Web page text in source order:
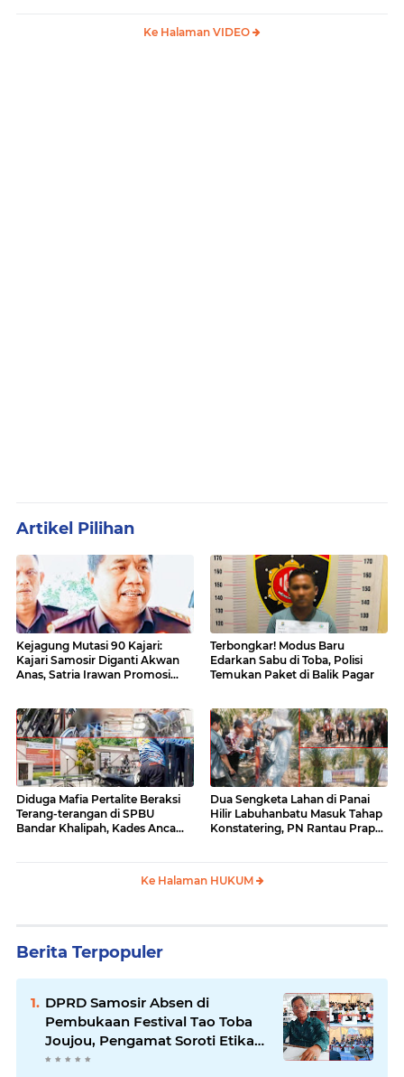
Ke Halaman VIDEO
Artikel Pilihan
Kejagung Mutasi 90 Kajari:
Kajari Samosir Diganti Akwan
Anas, Satria Irawan Promosi
Terbongkar! Modus Baru
Edarkan Sabu di Toba, Polisi
Temukan Paket di Balik Pagar
Diduga Mafia Pertalite Beraksi
Terang-terangan di SPBU
Bandar Khalipah, Kades Ancam
Dua Sengketa Lahan di Panai
Hilir Labuhanbatu Masuk Tahap
Konstatering, PN Rantau Prapat
Ke Halaman HUKUM
Berita Terpopuler
DPRD Samosir Absen di
Pembukaan Festival Tao Toba
Joujou, Pengamat Soroti Etika
Birokrasi Pemkab